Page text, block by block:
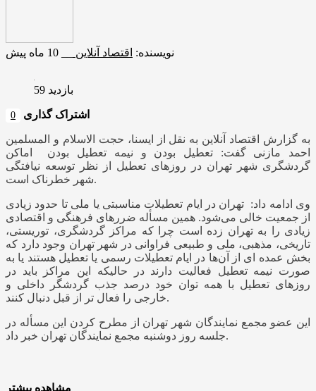
نویسنده: اقتصاد آنلاین 10 ماه پیش
بازدید 59
اشتراک گذاری 0
به گزارش اقتصاد آنلاین به نقل از ایسنا، حجت الاسلام و المسلمین
احمد مازنی گفت:‌ تعطیل بودن و نیمه تعطیل بودن اماکن
گردشگری شهر تهران در روزهای تعطیل از نظر توسعه نیافتگی
شهر خطرناک است.
وی ادامه داد: تهران در ایام تعطیلات مناسبتی یا ملی تا حدود زیادی
از جمعیت خالی می‌شود. همین مسأله ضررهای فرهنگی و اقتصادی
زیادی را به تهران زده است چرا که مراکز گردشگری، توریستی،
تاریخی، مذهبی، ملی و طبیعی فراوانی در شهر تهران وجود دارد که
بخش عمده ای از آن‌ها در ایام تعطیلات رسمی یا تعطیل هستند یا به
صورت نیمه تعطیل فعالیت دارند در حالیکه این مراکز باید در
روزهای تعطیل با همه توان خود درصد جذب گردشگر داخلی و
خارجی را فعال تر از قبل دنبال کنند.
این عضو مجمع نمایندگان شهر تهران از مطرح کردن این مسأله در
جلسه روز دوشنبه مجمع نمایندگان تهران خبر داد.
مشاهده بیشتر